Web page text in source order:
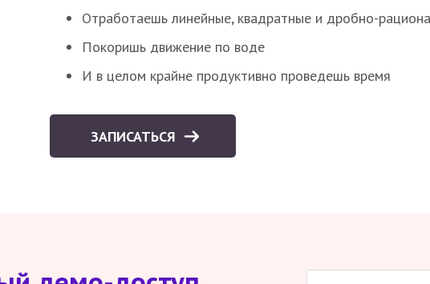
Отработаешь линейные, квадратные и дробно-
Покоришь движение по воде
И в целом крайне продуктивно проведешь время
ЗАПИСАТЬСЯ